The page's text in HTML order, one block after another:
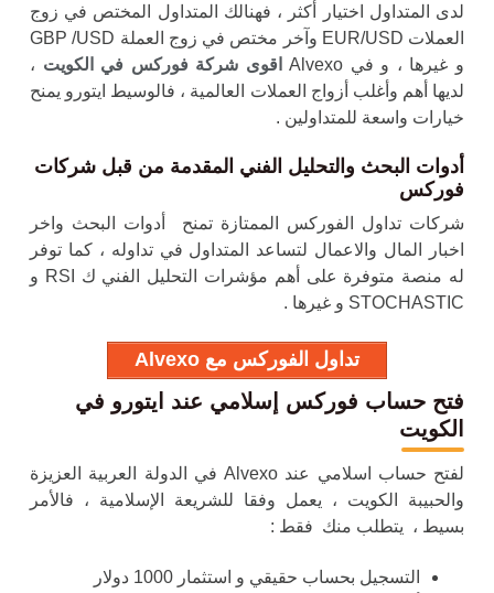
لدى المتداول اختيار أكثر ، فهنالك المتداول المختص في زوج
العملات EUR/USD وآخر مختص في زوج العملة GBP /USD
و غيرها ، و في Alvexo
اقوى شركة فوركس في الكويت ،
لديها أهم وأغلب أزواج العملات العالمية ، فالوسيط ايتورو يمنح
خيارات واسعة للمتداولين .
أدوات البحث والتحليل الفني المقدمة من قبل شركات
فوركس
شركات تداول الفوركس الممتازة تمنح أدوات البحث واخر
اخبار المال والاعمال لتساعد المتداول في تداوله ، كما توفر
له منصة متوفرة على أهم مؤشرات التحليل الفني ك RSI و
STOCHASTIC و غيرها .
تداول الفوركس مع Alvexo
فتح حساب فوركس إسلامي عند ايتورو في
الكويت
لفتح حساب اسلامي عند Alvexo في الدولة العربية العزيزة
والحبيبة الكويت ، يعمل وفقا للشريعة الإسلامية ، فالأمر
بسيط ، يتطلب منك فقط :
التسجيل بحساب حقيقي و استثمار 1000 دولار